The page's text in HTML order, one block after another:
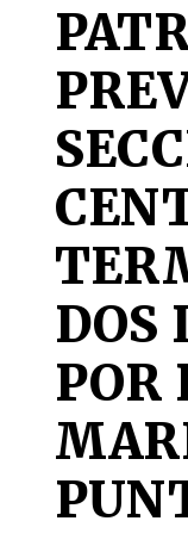
DOS
POR